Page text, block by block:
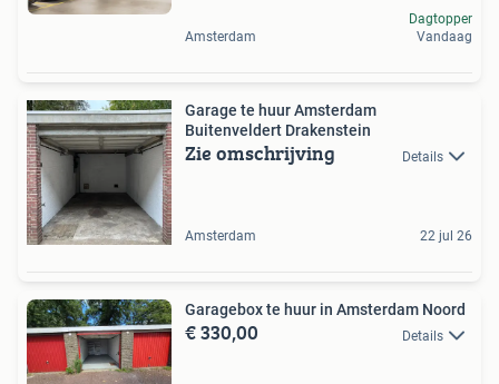
Amsterdam
Dagtopper
Vandaag
Garage te huur Amsterdam
Buitenveldert Drakenstein
Zie omschrijving Details
Amsterdam 22 jul 26
Garagebox te huur in Amsterdam Noord
€ 330,00 Details